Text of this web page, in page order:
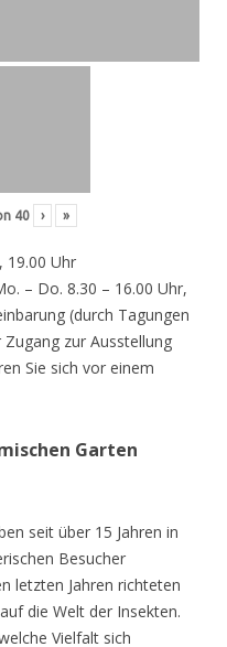
40 › »
19.00 Uhr
– Do. 8.30 – 16.00 Uhr,
(durch Tagungen
zur Ausstellung
Sie sich vor einem
Garten
seit über 15 Jahren in
Besucher
letzten Jahren richteten
die Welt der Insekten.
Vielfalt sich